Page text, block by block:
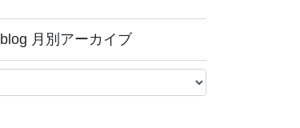
blog 月別アーカイブ